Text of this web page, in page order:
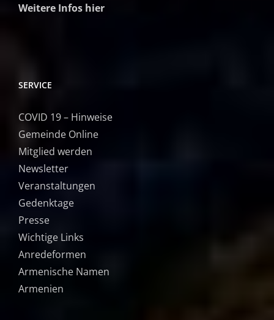
Weitere Infos hier
SERVICE
COVID 19 – Hinweise
Gemeinde Online
Mitglied werden
Newsletter
Veranstaltungen
Gedenktage
Presse
Wichtige Links
Anredeformen
Armenische Namen
Armenien